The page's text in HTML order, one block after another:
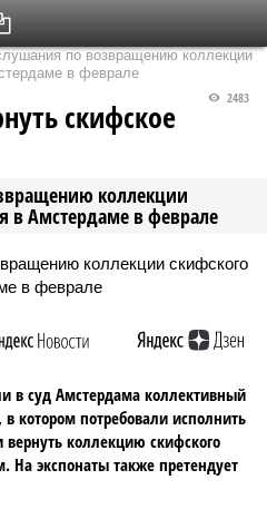
выпуск
по возвращению коллекции
в феврале
коллекции
в Амстердаме в феврале
2483
скифское
в суд Амстердама коллективный
котором потребовали исполнить
вернуть коллекцию скифского
На экспонаты также претендует